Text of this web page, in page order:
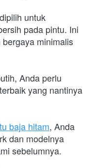
untuk
pada pintu. Ini
minimalis
Anda perlu
yang nantinya
baja hitam, Anda
dan modelnya
sebelumnya.